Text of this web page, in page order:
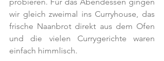
wir gleich zweimal ins Curryhouse, das
frische Naanbrot direkt aus dem Ofen
und die vielen Currygerichte waren
einfach himmlisch.